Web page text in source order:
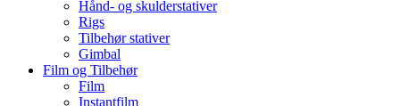
Hånd- og skulderstativer
Rigs
Tilbehør stativer
Gimbal
Film og Tilbehør
Film
Instantfilm